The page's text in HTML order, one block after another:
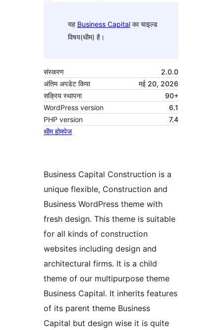
यह Business Capitalका चाइल्ड
विषय(थीम) है।
संस्करण
2.0.0
अंतिम अपडेट किया
मई 20, 2026
सक्रिय स्थापना
90+
WordPress version
6.1
PHP version
7.4
थीम होमपेज
Business Capital Construction is a
unique flexible, Construction and
Business WordPress theme with
fresh design. This theme is suitable
for all kinds of construction
websites including design and
architectural firms. It is a child
theme of our multipurpose theme
Business Capital. It inherits features
of its parent theme Business
Capital but design wise it is quite